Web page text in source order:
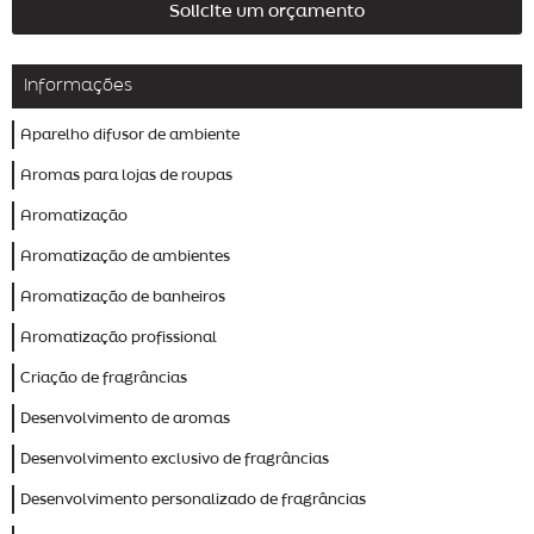
Solicite um orçamento
Informações
Aparelho difusor de ambiente
Aromas para lojas de roupas
Aromatização
Aromatização de ambientes
Aromatização de banheiros
Aromatização profissional
Criação de fragrâncias
Desenvolvimento de aromas
Desenvolvimento exclusivo de fragrâncias
Desenvolvimento personalizado de fragrâncias